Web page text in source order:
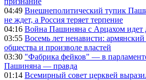
04:49 Внешнеполитический тупик
не ждет, а Россия теряет терпение
04:16 Война Пашиняна с Арцахом идет
03:55 Восемь лет ненависти: армянский
общества и произволе властей
03:30 "Фабрика фейков" — в
Пашиняна — правда
01:14 Всемирный совет церквей